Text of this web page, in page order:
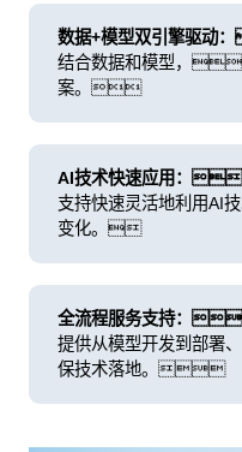
数据+模型双引擎驱动
结合数据和模型，
案。
AI技术快速应用：
支持快速灵活地利用
变化。
全流程服务支持：
提供从模型开发到部
保技术落地。